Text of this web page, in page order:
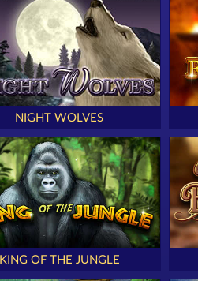
NIGHT WOLVES
KING OF THE JUNGLE